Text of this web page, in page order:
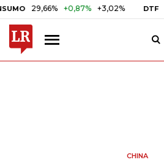
+0,87% +3,02% DTF 10,34%
CHINA